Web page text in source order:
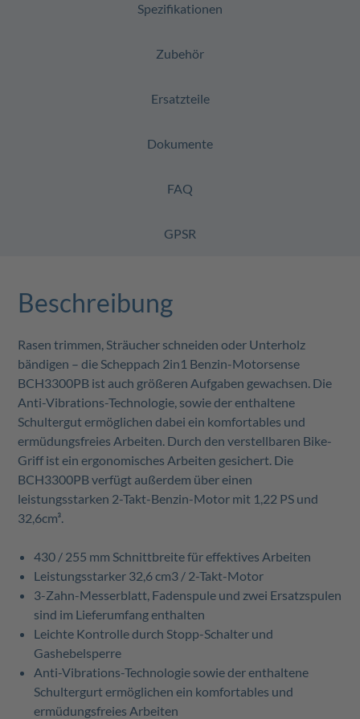
Spezifikationen
Zubehör
Ersatzteile
Dokumente
FAQ
GPSR
Beschreibung
Rasen trimmen, Sträucher schneiden oder Unterholz
bändigen – die Scheppach 2in1 Benzin-Motorsense
BCH3300PB ist auch größeren Aufgaben gewachsen. Die
Anti-Vibrations-Technologie, sowie der enthaltene
Schultergut ermöglichen dabei ein komfortables und
ermüdungsfreies Arbeiten. Durch den verstellbaren Bike-
Griff ist ein ergonomisches Arbeiten gesichert. Die
BCH3300PB verfügt außerdem über einen
leistungsstarken 2-Takt-Benzin-Motor mit 1,22 PS und
32,6cm³.
430 / 255 mm Schnittbreite für effektives Arbeiten
Leistungsstarker 32,6 cm3 / 2-Takt-Motor
3-Zahn-Messerblatt, Fadenspule und zwei Ersatzspulen
sind im Lieferumfang enthalten
Leichte Kontrolle durch Stopp-Schalter und
Gashebelsperre
Anti-Vibrations-Technologie sowie der enthaltene
Schultergurt ermöglichen ein komfortables und
ermüdungsfreies Arbeiten